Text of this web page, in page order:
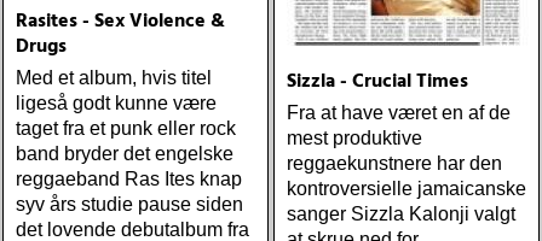
Rasites - Sex Violence &
Drugs
Med et album, hvis titel
ligeså godt kunne være
taget fra et punk eller rock
band bryder det engelske
reggaeband Ras Ites knap
syv års studie pause siden
det lovende debutalbum fra
Sizzla - Crucial Times
Fra at have været en af de
mest produktive
reggaekunstnere har den
kontroversielle jamaicanske
sanger Sizzla Kalonji valgt